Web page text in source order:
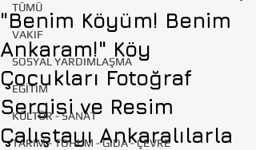
TÜMÜ
VAKIF
SOSYAL YARDIMLAŞMA
EĞİTİM
KÜLTÜR - SANAT
TARIM - TOHUM - GIDA - ÇEVRE
"Benim Köyüm! Benim
Ankaram!" Köy
Çocukları Fotoğraf
Sergisi ve Resim
Çalıştayı Ankaralılarla